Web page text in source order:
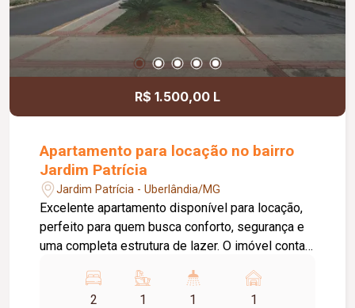
R$ 1.500,00 L
Apartamento para locação no bairro
Jardim Patrícia
Jardim Patrícia - Uberlândia/MG
Excelente apartamento disponível para locação,
perfeito para quem busca conforto, segurança e
uma completa estrutura de lazer. O imóvel conta
sacada, cozinha, área de serviço, banheiro social
e 01 vaga de estacionamento. O condomínio
2 1 1 1